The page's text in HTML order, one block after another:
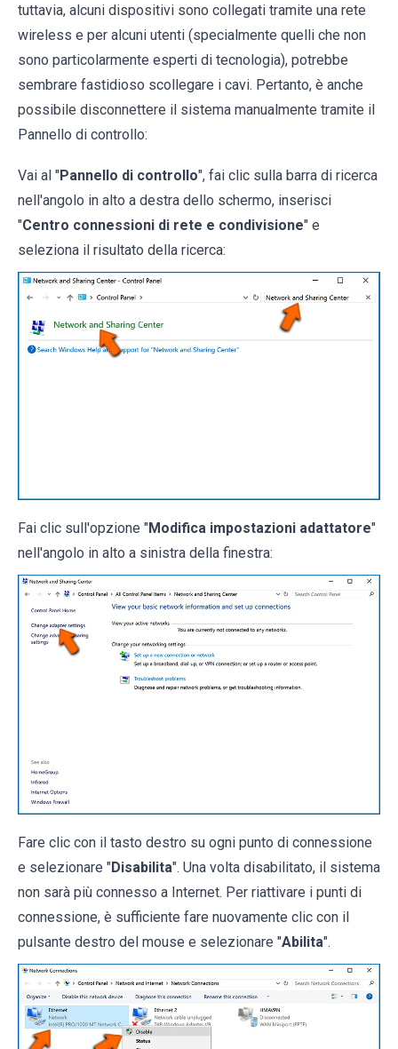
tuttavia, alcuni dispositivi sono collegati tramite una rete
wireless e per alcuni utenti (specialmente quelli che non
sono particolarmente esperti di tecnologia), potrebbe
sembrare fastidioso scollegare i cavi. Pertanto, è anche
possibile disconnettere il sistema manualmente tramite il
Pannello di controllo:
Vai al "Pannello di controllo", fai clic sulla barra di ricerca
nell'angolo in alto a destra dello schermo, inserisci
"Centro connessioni di rete e condivisione" e
seleziona il risultato della ricerca:
Fai clic sull'opzione "Modifica impostazioni adattatore"
nell'angolo in alto a sinistra della finestra:
Fare clic con il tasto destro su ogni punto di connessione
e selezionare "Disabilita". Una volta disabilitato, il sistema
non sarà più connesso a Internet. Per riattivare i punti di
connessione, è sufficiente fare nuovamente clic con il
pulsante destro del mouse e selezionare "Abilita".